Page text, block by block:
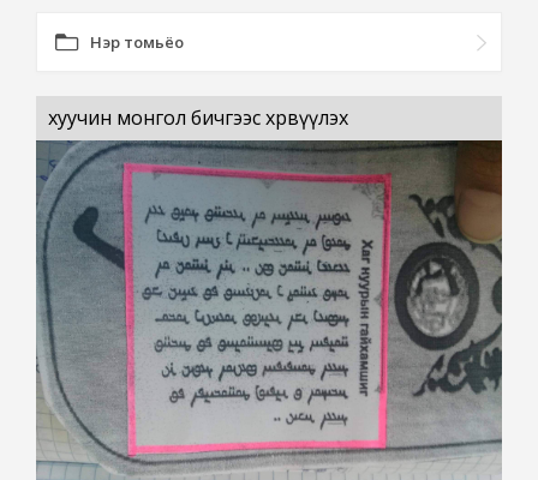
Нэр томьёо
хуучин монгол бичгээс хөрвүүлэх